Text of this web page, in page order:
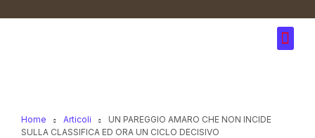
Home Articoli
UN PAREGGIO AMARO CHE NON INCIDE
SULLA CLASSIFICA ED ORA UN CICLO DECISIVO